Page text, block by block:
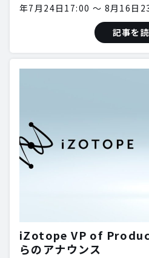
年7月24日17:00 〜 8月16
記事を
iZotope VP of
らのアナウンス